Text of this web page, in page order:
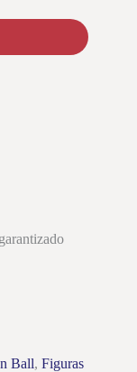
Ball, Figuras